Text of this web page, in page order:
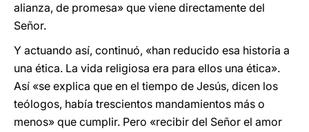
alianza, de promesa» que viene directamente del
Señor.
Y actuando así, continuó, «han reducido esa historia a
una ética. La vida religiosa era para ellos una ética».
Así «se explica que en el tiempo de Jesús, dicen los
teólogos, había trescientos mandamientos más o
menos» que cumplir. Pero «recibir del Señor el amor